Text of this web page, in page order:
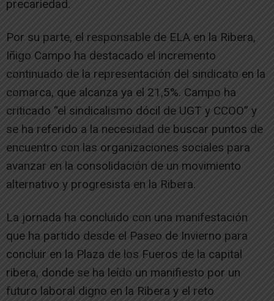
precariedad.
Por su parte, el responsable de ELA en la Ribera,
Iñigo Campo ha destacado el incremento
continuado de la representación del sindicato en la
comarca, que alcanza ya el 21,5%. Campo ha
criticado “el sindicalismo dócil de UGT y CCOO” y
se ha referido a la necesidad de buscar puntos de
encuentro con las organizaciones sociales para
avanzar en la consolidación de un movimiento
alternativo y progresista en la Ribera.
La jornada ha concluido con una manifestación
que ha partido desde el Paseo de Invierno para
concluir en la Plaza de los Fueros de la capital
ribera, donde se ha leído un manifiesto por un
futuro laboral digno en la Ribera y el reto